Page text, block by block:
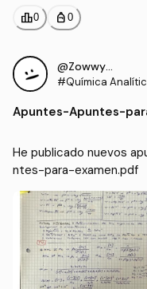
leaderboard0 personal_bag 0
@ZowwyMowwy
#Química
Apuntes-Apuntes-
He publicado nuevos
ntes-para-examen.pdf